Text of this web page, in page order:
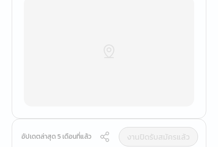
อัปเดตล่าสุด 5 เดือนที่แล้ว
งานปิดรับสมัครแล้ว